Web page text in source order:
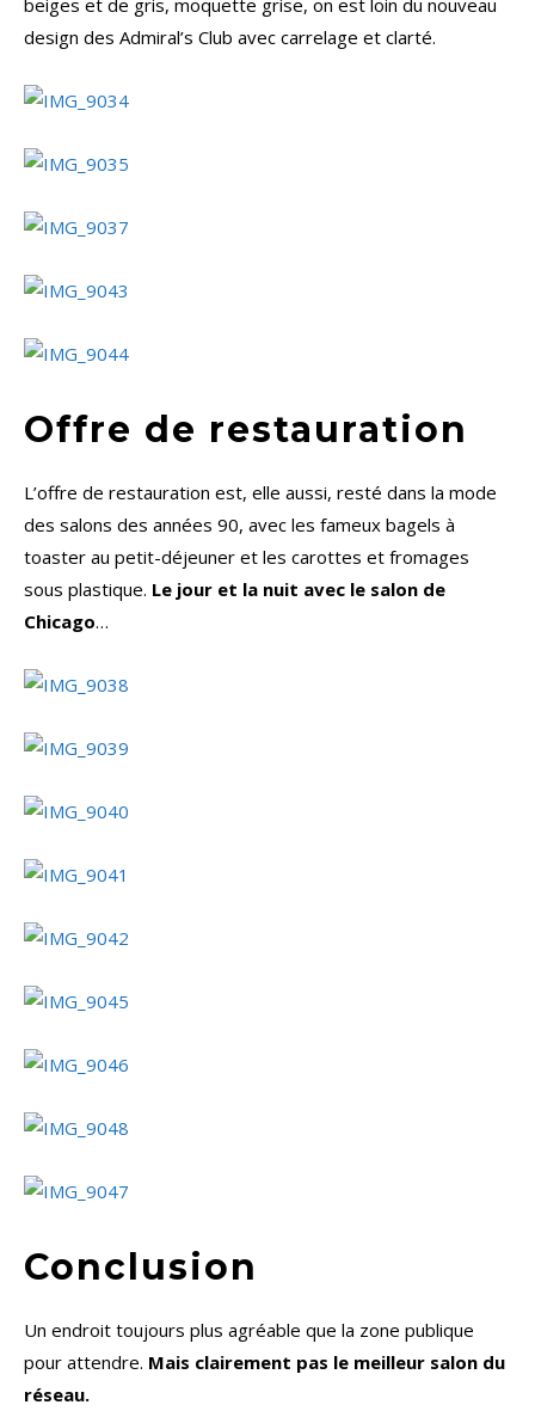
beiges et de gris, moquette grise, on est loin du nouveau
design des Admiral’s Club avec carrelage et clarté.
Offre de restauration
L’offre de restauration est, elle aussi, resté dans la mode
des salons des années 90, avec les fameux bagels à
toaster au petit-déjeuner et les carottes et fromages
sous plastique. Le jour et la nuit avec le salon de
Chicago…
Conclusion
Un endroit toujours plus agréable que la zone publique
pour attendre. Mais clairement pas le meilleur salon du
réseau.